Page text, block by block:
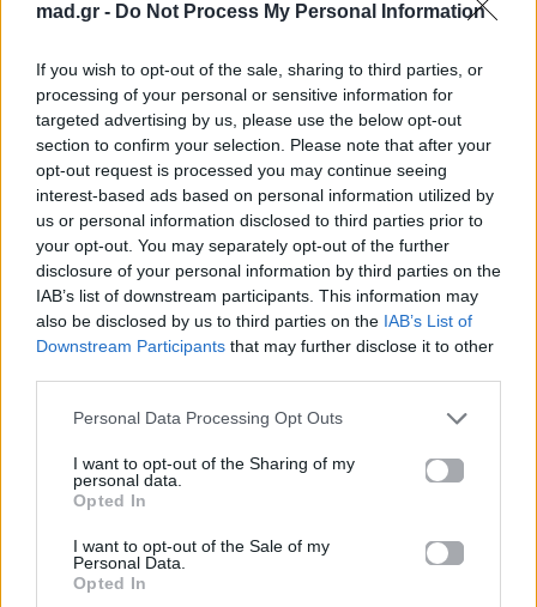
mad.gr - Do Not Process My Personal Information
If you wish to opt-out of the sale, sharing to third parties, or
processing of your personal or sensitive information for
targeted advertising by us, please use the below opt-out
section to confirm your selection. Please note that after your
opt-out request is processed you may continue seeing
interest-based ads based on personal information utilized by
us or personal information disclosed to third parties prior to
your opt-out. You may separately opt-out of the further
disclosure of your personal information by third parties on the
IAB’s list of downstream participants. This information may
also be disclosed by us to third parties on the IAB’s List of
Downstream Participants that may further disclose it to other
Personal Data Processing Opt Outs
I want to opt-out of the Sharing of my
personal data.
Opted In
I want to opt-out of the Sale of my
Personal Data.
Opted In
Προηγούμενο
αρχή για το νέο
μεγάλο μουσικό
20.11.2024
Επόμενο
Ελληνικού
βραδιά πολιτισμού